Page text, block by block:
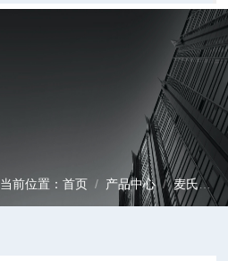
当前位置：首页 / 产品中心/麦氏真空表